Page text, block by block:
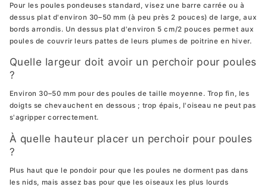
Pour les poules pondeuses standard, visez une barre carrée ou à
dessus plat d'environ 30–50 mm (à peu près 2 pouces) de large, aux
bords arrondis. Un dessus plat d'environ 5 cm/2 pouces permet aux
poules de couvrir leurs pattes de leurs plumes de poitrine en hiver.
Quelle largeur doit avoir un perchoir pour poules
?
Environ 30–50 mm pour des poules de taille moyenne. Trop fin, les
doigts se chevauchent en dessous ; trop épais, l'oiseau ne peut pas
s'agripper correctement.
À quelle hauteur placer un perchoir pour poules
?
Plus haut que le pondoir pour que les poules ne dorment pas dans
les nids, mais assez bas pour que les oiseaux les plus lourds